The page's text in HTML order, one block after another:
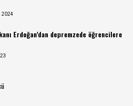
2024
Erdoğan’dan depremzede öğrencilere